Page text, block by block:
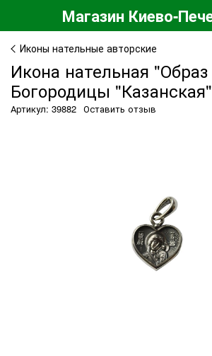
Иконы нательные авторские
Икона нательная "Образ
Богородицы "Казанская"
Артикул: 39882 Оставить отзыв